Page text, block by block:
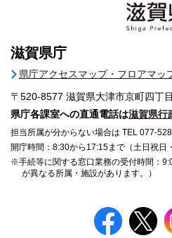
滋賀県庁
県庁アクセスマップ・フロアマッ
〒520-8577 滋賀県大津市京町四丁
県庁各課室への直通電話は滋賀県行
担当所属が分からない場合は TEL 077-
開庁時間：8:30から17:15まで（土日祝日
※手続等に関する窓口業務の受付時間：
が異なる所属・施設があります。）